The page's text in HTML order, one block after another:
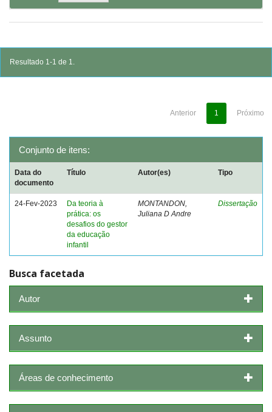
Resultado 1-1 de 1.
Anterior 1 Próximo
Conjunto de itens:
Data do
documento
Título Autor(es) Tipo
24-Fev-2023
Da teoria à
prática: os
desafios do gestor
da educação
infantil
MONTANDON,
Juliana D Andre
Dissertação
Busca facetada
Autor
Assunto
Áreas de conhecimento